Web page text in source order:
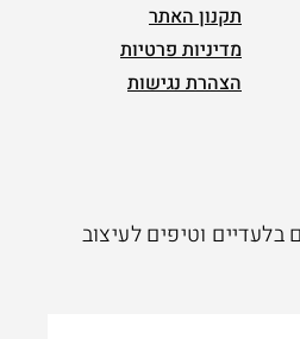
תקנון האתר
מדיניות פרטיות
הצהרת נגישות
וטיפים לעיצוב